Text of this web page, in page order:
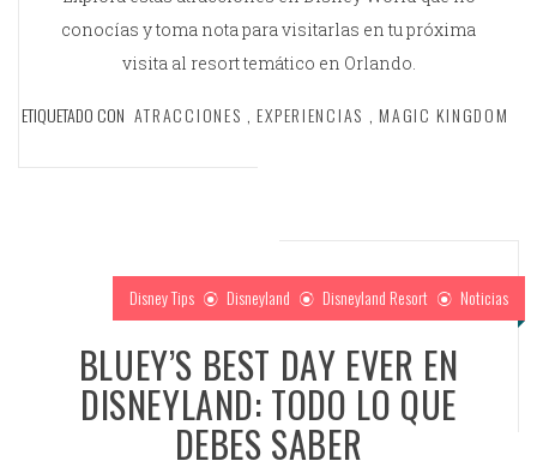
conocías y toma nota para visitarlas en tu próxima
visita al resort temático en Orlando.
ETIQUETADO CON ATRACCIONES , EXPERIENCIAS , MAGIC KINGDOM
Disney Tips Disneyland Disneyland Resort Noticias
BLUEY’S BEST DAY EVER EN
DISNEYLAND: TODO LO QUE
DEBES SABER